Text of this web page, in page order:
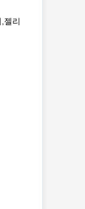
젤리